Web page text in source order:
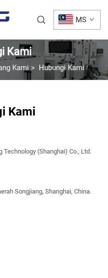
MS
Kami
Kami > Hubungi Kami
Kami
(Shanghai) Co., Ltd.
Songjiang, Shanghai, China.